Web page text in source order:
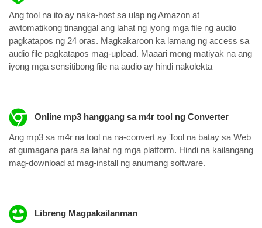
Ang tool na ito ay naka-host sa ulap ng Amazon at
awtomatikong tinanggal ang lahat ng iyong mga file ng audio
pagkatapos ng 24 oras. Magkakaroon ka lamang ng access sa
audio file pagkatapos mag-upload. Maaari mong matiyak na ang
iyong mga sensitibong file na audio ay hindi nakolekta
Online mp3 hanggang sa m4r tool ng Converter
Ang mp3 sa m4r na tool na na-convert ay Tool na batay sa Web
at gumagana para sa lahat ng mga platform. Hindi na kailangang
mag-download at mag-install ng anumang software.
Libreng Magpakailanman